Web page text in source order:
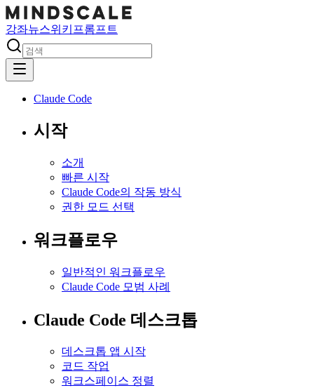
강좌뉴스위키 프롬프트
Claude Code
시작
소개
빠른 시작
Claude Code의 작동 방식
권한 모드 선택
워크플로우
일반적인 워크플로우
Claude Code 모범 사례
Claude Code 데스크톱
데스크톱 앱 시작
코드 작업
워크스페이스 정렬